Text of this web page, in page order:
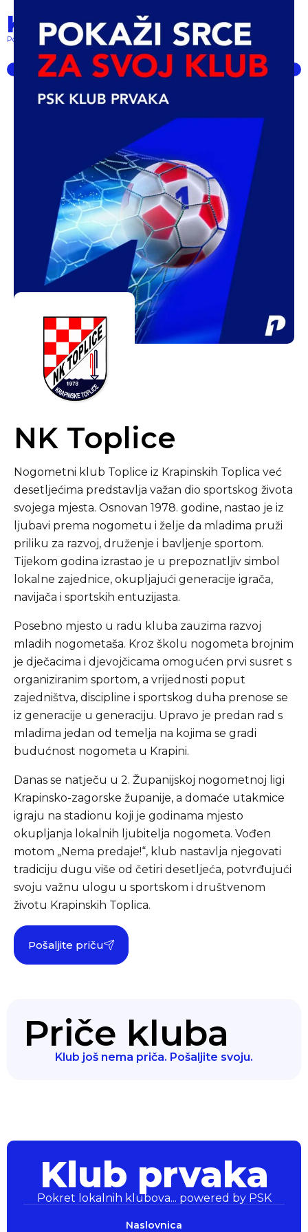
Klub prvaka
Pokret lokalnih klubova... powered by PSK
NK Toplice
Nogometni klub Toplice iz Krapinskih Toplica već
desetljećima predstavlja važan dio sportskog života
svojega mjesta. Osnovan 1978. godine, nastao je iz
ljubavi prema nogometu i želje da mladima pruži
priliku za razvoj, druženje i bavljenje sportom.
Tijekom godina izrastao je u prepoznatljiv simbol
lokalne zajednice, okupljajući generacije igrača,
navijača i sportskih entuzijasta.
Posebno mjesto u radu kluba zauzima razvoj
mladih nogometaša. Kroz školu nogometa brojnim
je dječacima i djevojčicama omogućen prvi susret s
organiziranim sportom, a vrijednosti poput
zajedništva, discipline i sportskog duha prenose se
iz generacije u generaciju. Upravo je predan rad s
mladima jedan od temelja na kojima se gradi
budućnost nogometa u Krapini.
Danas se natječu u 2. Županijskoj nogometnoj ligi
Krapinsko-zagorske županije, a domaće utakmice
igraju na stadionu koji je godinama mjesto
okupljanja lokalnih ljubitelja nogometa. Vođen
motom „Nema predaje!“, klub nastavlja njegovati
tradiciju dugu više od četiri desetljeća, potvrđujući
svoju važnu ulogu u sportskom i društvenom
životu Krapinskih Toplica.
Pošaljite priču
Priče kluba
Klub još nema priča. Pošaljite svoju.
Klub prvaka
Pokret lokalnih klubova... powered by PSK
Naslovnica